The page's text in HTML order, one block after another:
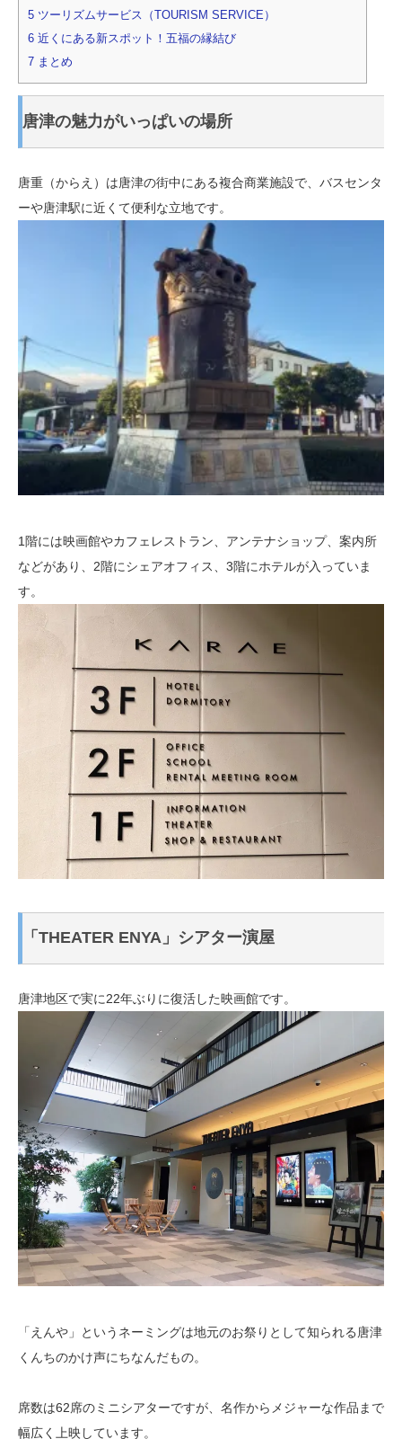
5 ツーリズムサービス（TOURISM SERVICE）
6 近くにある新スポット！五福の縁結び
7 まとめ
唐津の魅力がいっぱいの場所
唐重（からえ）は唐津の街中にある複合商業施設で、バスセンタ
ーや唐津駅に近くて便利な立地です。
1階には映画館やカフェレストラン、アンテナショップ、案内所
などがあり、2階にシェアオフィス、3階にホテルが入っていま
す。
「THEATER ENYA」シアター演屋
唐津地区で実に22年ぶりに復活した映画館です。
「えんや」というネーミングは地元のお祭りとして知られる唐津
くんちのかけ声にちなんだもの。
席数は62席のミニシアターですが、名作からメジャーな作品まで
幅広く上映しています。